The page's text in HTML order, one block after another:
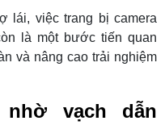
lái, việc trang bị camera
là một bước tiến quan
và nâng cao trải nghiệm
vạch dẫn